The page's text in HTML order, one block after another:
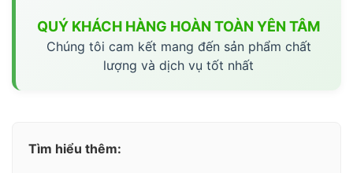
QUÝ KHÁCH HÀNG HOÀN TOÀN YÊN TÂM
Chúng tôi cam kết mang đến sản phẩm chất
lượng và dịch vụ tốt nhất
Tìm hiểu thêm: